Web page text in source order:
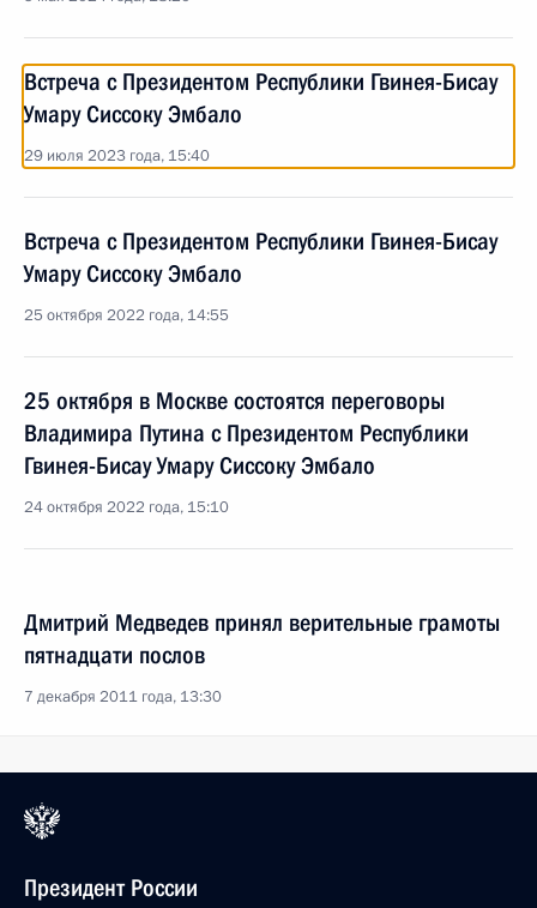
Встреча с Президентом Республики Гвинея-Бисау
Умару Сиссоку Эмбало
29 июля 2023 года, 15:40
Встреча с Президентом Республики Гвинея-Бисау
Умару Сиссоку Эмбало
25 октября 2022 года, 14:55
25 октября в Москве состоятся переговоры
Владимира Путина с Президентом Республики
Гвинея-Бисау Умару Сиссоку Эмбало
24 октября 2022 года, 15:10
Дмитрий Медведев принял верительные грамоты
пятнадцати послов
7 декабря 2011 года, 13:30
Президент России